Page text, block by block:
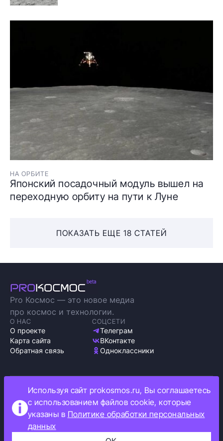
НА ОРБИТЕ
Японский посадочный модуль вышел на
переходную орбиту на пути к Луне
ПОКАЗАТЬ ЕЩЕ 18 СТАТЕЙ
Pro Космос — это новое медиа
про космос и технологии.
О НАС
О проекте
Карта сайта
Обратная связь
СОЦСЕТИ
Телеграм
ВКонтакте
Одноклассники
Политика обработки персональных данных
Как мы используем cookie
Информация об ограничениях
Используя сайт prokosmos.ru, Вы соглашаетесь
с использованием файлов cookie, которые
указаны в Политике обработки персональных
данных